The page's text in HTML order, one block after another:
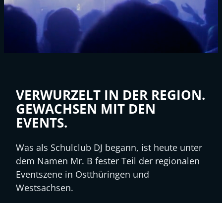
VERWURZELT IN DER REGION.
GEWACHSEN MIT DEN
EVENTS.
Was als Schulclub DJ begann, ist heute unter
dem Namen Mr. B fester Teil der regionalen
Eventszene in Ostthüringen und
Westsachsen.